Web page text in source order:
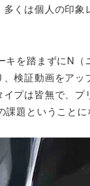
くは個人の印
キを踏まずにN
検証動画をア
プは皆無で、
課題ということ